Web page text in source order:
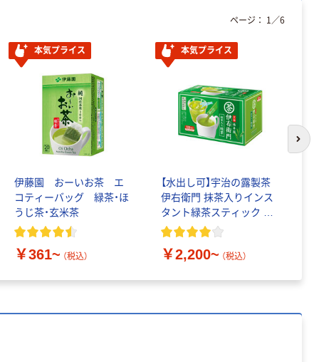
本気プライス
伊藤園 おーいお茶 エ
コティーバッグ 緑茶・ほ
うじ茶・玄米茶
￥361~ （税込）
本気プライス
【水出し可】宇治の露製茶
伊右衛門 抹茶入りインス
タント緑茶スティック 大
容量
￥2,200~ （税込）
ページ： 1 ／6
次
共同企画 トイ
レクリーナー
トイレシート
オリジナル
￥330~
本気プライス
アスクル フラッ
トファイル エコ
ノミータイプ
A4タテ(コクヨ
￥115~